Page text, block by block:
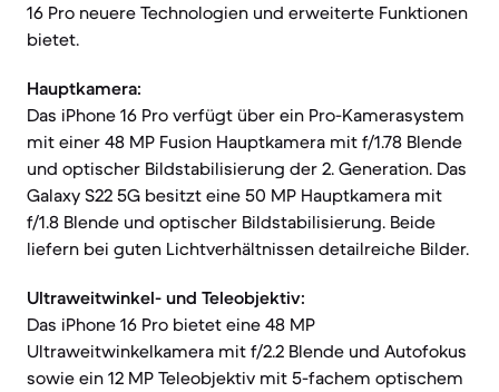
16 Pro neuere Technologien und erweiterte Funktionen
bietet.
Hauptkamera:
Das iPhone 16 Pro verfügt über ein Pro-Kamerasystem
mit einer 48 MP Fusion Hauptkamera mit f/1.78 Blende
und optischer Bildstabilisierung der 2. Generation. Das
Galaxy S22 5G besitzt eine 50 MP Hauptkamera mit
f/1.8 Blende und optischer Bildstabilisierung. Beide
liefern bei guten Lichtverhältnissen detailreiche Bilder.
Ultraweitwinkel- und Teleobjektiv:
Das iPhone 16 Pro bietet eine 48 MP
Ultraweitwinkelkamera mit f/2.2 Blende und Autofokus
sowie ein 12 MP Teleobjektiv mit 5-fachem optischem